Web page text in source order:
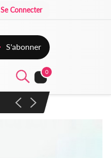
Se Connecter
S'abonner
0